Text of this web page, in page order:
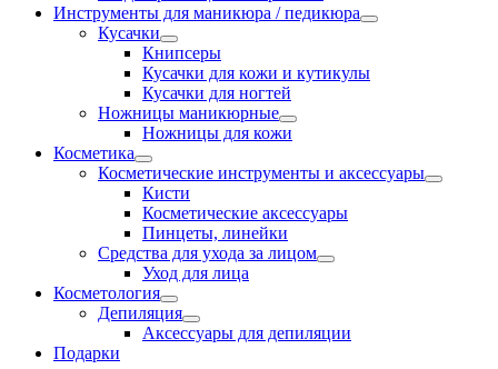
Инструменты для маникюра / педикюра
Кусачки
Книпсеры
Кусачки для кожи и кутикулы
Кусачки для ногтей
Ножницы маникюрные
Ножницы для кожи
Косметика
Косметические инструменты и аксессуары
Кисти
Косметические аксессуары
Пинцеты, линейки
Средства для ухода за лицом
Уход для лица
Косметология
Депиляция
Аксессуары для депиляции
Подарки